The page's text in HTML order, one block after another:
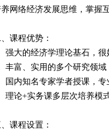
网络经济发展思维，掌握
课程优势：
强大的经济学理论基石，
丰富、实用的多个研究领域
国内知名专家学者授课，专
理论+实务课多层次培养模式
课程设置：